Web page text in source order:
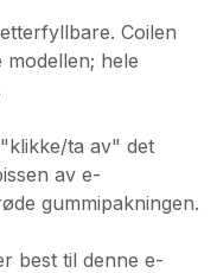
Coilen
hele
ta av" det
av e-
gummipakningen.
best til denne e-